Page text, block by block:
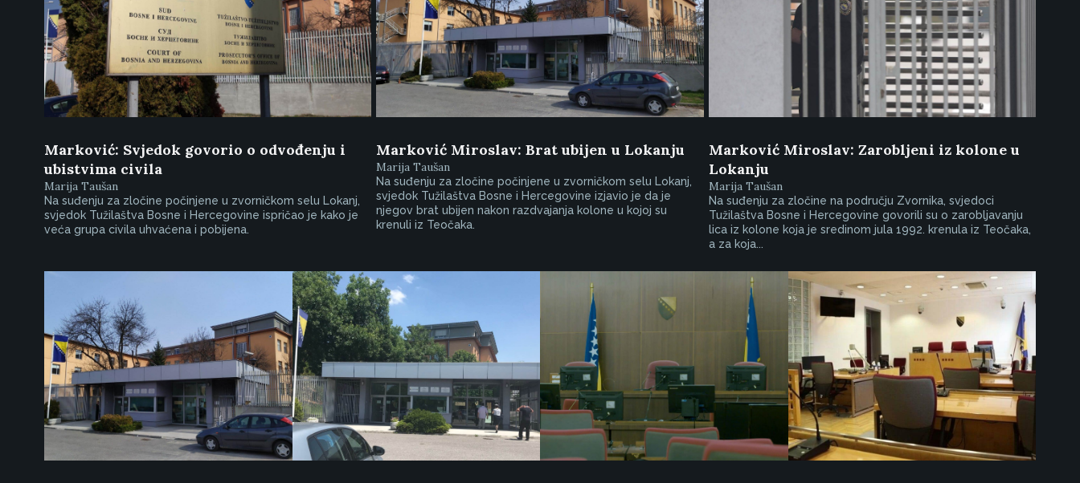
Marković: Svjedok govorio o odvođenju i
ubistvima civila
Marija Taušan
Na suđenju za zločine počinjene u zvorničkom selu Lokanj,
svjedok Tužilaštva Bosne i Hercegovine ispričao je kako je
veća grupa civila uhvaćena i pobijena.
Marković Miroslav: Brat ubijen u Lokanju
Marija Taušan
Na suđenju za zločine počinjene u zvorničkom selu Lokanj,
svjedok Tužilaštva Bosne i Hercegovine izjavio je da je
njegov brat ubijen nakon razdvajanja kolone u kojoj su
krenuli iz Teočaka.
Marković Miroslav: Zarobljeni iz kolone u
Lokanju
Marija Taušan
Na suđenju za zločine na području Zvornika, svjedoci
Tužilaštva Bosne i Hercegovine govorili su o zarobljavanju
lica iz kolone koja je sredinom jula 1992. krenula iz Teočaka,
a za koja...